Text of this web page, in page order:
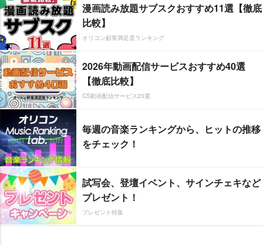
漫画読み放題サブスクおすすめ11選【徹底
比較】
オリコン顧客満足度ランキング
2026年動画配信サービスおすすめ40選
【徹底比較】
CS動画配信サービス20選
毎週の音楽ランキングから、ヒットの推移
をチェック！
試写会、登壇イベント、サインチェキなど
プレゼント！
プレゼント特集